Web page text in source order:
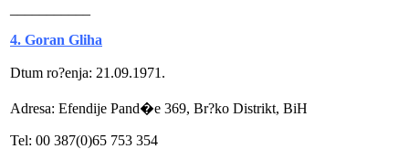
4. Goran Gliha
Dtum ro?enja: 21.09.1971.
Adresa: Efendije Pand�e 369, Br?ko Distrikt, BiH
Tel: 00 387(0)65 753 354